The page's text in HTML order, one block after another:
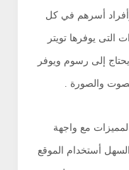
أسرهم في كل
يوفرها تويتر
إلى رسوم ويوفر
والصورة .
مع واجهة
أستخدام الموقع